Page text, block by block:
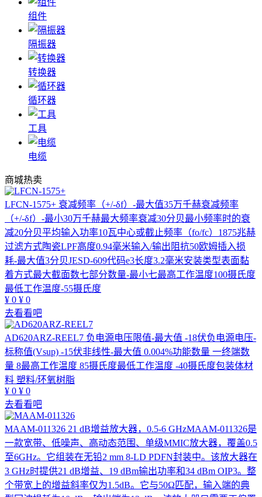
组件
隔振器
转换器
循环器
工具
电缆
商城热卖
LFCN-1575+ 衰减频率（+/-δf）-最大值35万千赫衰减频率
（+/-δf）-最小30万千赫最大频率衰减30分贝最小频率时的衰
减20分贝平均输入功率10瓦中心或截止频率（fo/fc）1875兆赫
过滤方式陶瓷LPF高度0.94毫米输入/输出阻抗50欧姆插入损
耗-最大值3分贝JESD-609代码e3长度3.2毫米安装类型表面黏
着方式最大截面数七部分数量-最小七最高工作温度100摄氏度
最低工作温度-55摄氏度
¥ 0 ¥ 0
去看看吧
AD620ARZ-REEL7 负电源电压限值-最大值 -18伏负电源电压-
标称值(Vsup) -15伏非线性-最大值 0.004%功能数量 一终端数
量 8最高工作温度 85摄氏度最低工作温度 -40摄氏度包装体材
料 塑料/环氧树脂
¥ 0 ¥ 0
去看看吧
MAAM-011326 21 dB增益放大器，0.5-6 GHzMAAM-011326是
一款宽带、低噪声、高动态范围、单级MMIC放大器，覆盖0.5
至6GHz。它组装在无铅2 mm 8-LD PDFN封装中。该放大器在
3 GHz时提供21 dB增益、19 dBm输出功率和34 dBm OIP3。整
个带宽上的增益斜率仅为1.5dB。它与50Ω匹配，输入端的典